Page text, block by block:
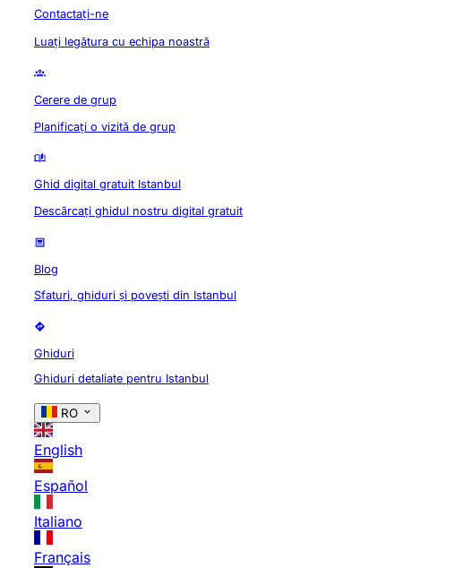
Contactați-ne
Luați legătura cu echipa noastră
Cerere de grup
Planificați o vizită de grup
Ghid digital gratuit Istanbul
Descărcați ghidul nostru digital gratuit
Blog
Sfaturi, ghiduri și povești din Istanbul
Ghiduri
Ghiduri detaliate pentru Istanbul
RO
English
Español
Italiano
Français